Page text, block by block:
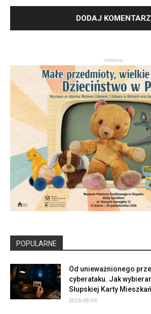
- reklama -
POPULARNE
Od unieważnionego
cyberataku. Jak
Słupskiej Karty
2026-08-06